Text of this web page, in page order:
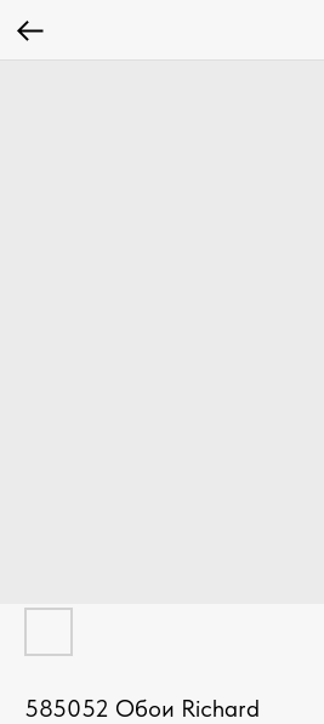
585052 Обои Richard